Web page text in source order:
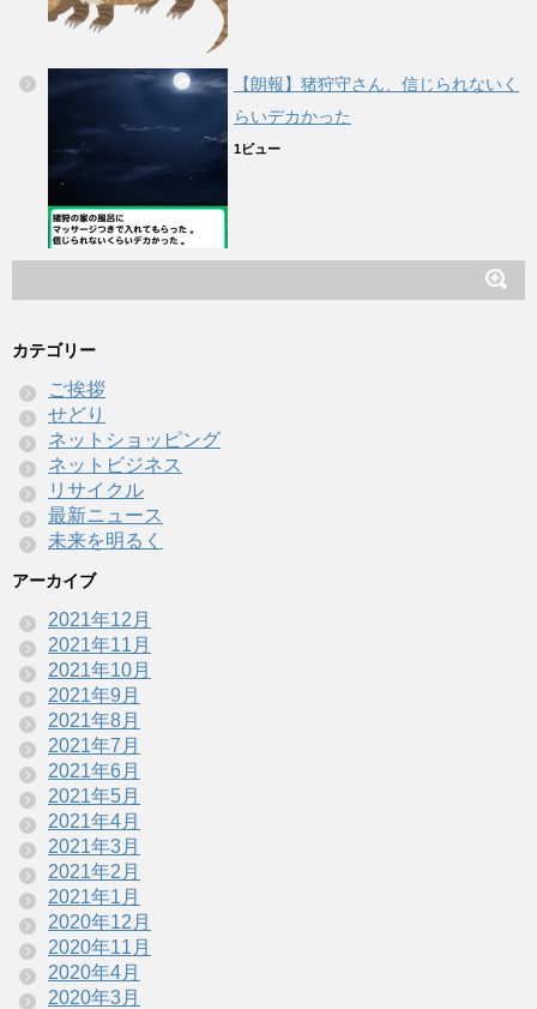
【朗報】猪狩守さん、信じられないく
らいデカかった
1ビュー
カテゴリー
ご挨拶
せどり
ネットショッピング
ネットビジネス
リサイクル
最新ニュース
未来を明るく
アーカイブ
2021年12月
2021年11月
2021年10月
2021年9月
2021年8月
2021年7月
2021年6月
2021年5月
2021年4月
2021年3月
2021年2月
2021年1月
2020年12月
2020年11月
2020年4月
2020年3月